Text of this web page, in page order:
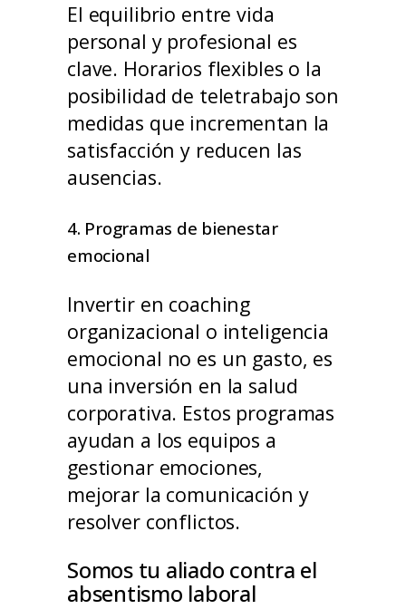
El equilibrio entre vida
personal y profesional es
clave. Horarios flexibles o la
posibilidad de teletrabajo son
medidas que incrementan la
satisfacción y reducen las
ausencias.
4. Programas de bienestar
emocional
Invertir en coaching
organizacional o inteligencia
emocional no es un gasto, es
una inversión en la salud
corporativa. Estos programas
ayudan a los equipos a
gestionar emociones,
mejorar la comunicación y
resolver conflictos.
Somos tu aliado contra el
absentismo laboral